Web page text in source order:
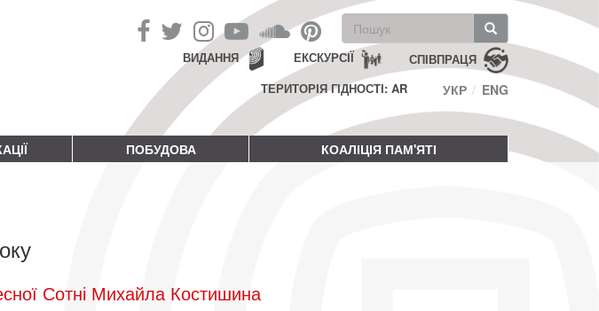
Пошукова
форма
Пошук СПІВПРАЦЯ
ЕКСКУРСІЇ
ВИДАННЯ
ТЕРИТОРІЯ ГІДНОСТІ: AR
УКР ENG
ПОБУДОВА КОАЛІЦІЯ ПАМ'ЯТІ
Сотні Михайла Костишина